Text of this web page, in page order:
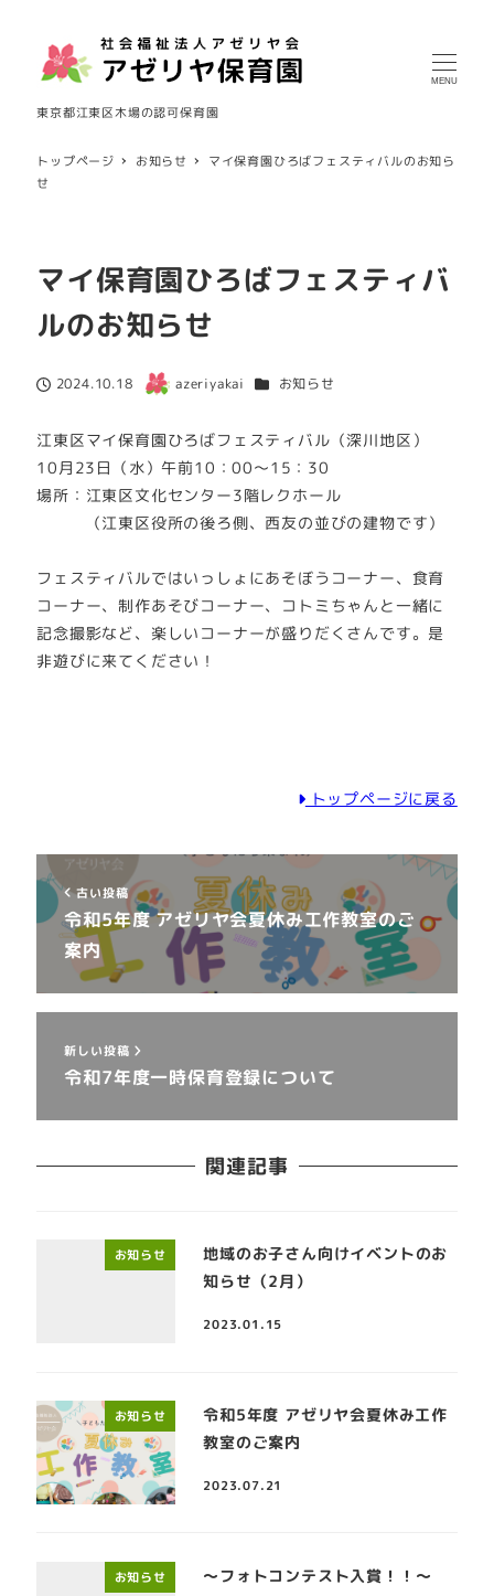
東京都江東区木場の認可保育園
MENU
トップページ お知らせ
マイ保育園ひろばフェスティバルのお知ら
せ
マイ保育園ひろばフェスティバ
ルのお知らせ
投稿日
2024.10.18
著
azeriyakai カテゴリー
お知らせ
江東区マイ保育園ひろばフェスティバル（深川地区）
10月23日（水）午前10：00～15：30
場所：江東区文化センター3階レクホール
（江東区役所の後ろ側、西友の並びの建物です）
フェスティバルではいっしょにあそぼうコーナー、食育
コーナー、制作あそびコーナー、コトミちゃんと一緒に
記念撮影など、楽しいコーナーが盛りだくさんです。是
非遊びに来てください！
トップページに戻る
古い投稿
令和5年度 アゼリヤ会夏休み工作教室のご
案内
新しい投稿
令和7年度一時保育登録について
関連記事
お知らせ
地域のお子さん向けイベントのお
知らせ（2月）
2023.01.15
お知らせ
令和5年度 アゼリヤ会夏休み工作
教室のご案内
2023.07.21
お知らせ ～フォトコンテスト入賞！！～